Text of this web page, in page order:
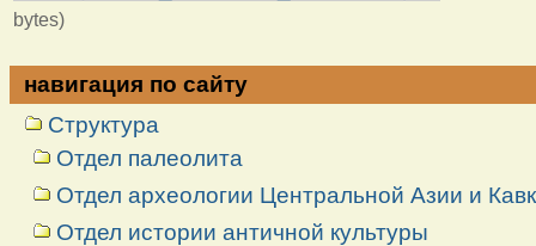
bytes)
навигация по сайту
Структура
Отдел палеолита
Отдел археологии Центральной Азии и
Отдел истории античной культуры